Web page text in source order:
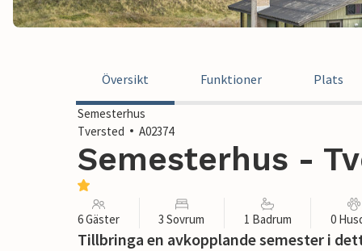
Översikt Funktioner Plats
Semesterhus
Tversted
A02374
Semesterhus -
6 Gäster 3 Sovrum 1 Badrum 0
Tillbringa en avkopplande semester i